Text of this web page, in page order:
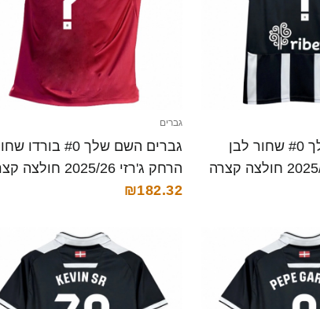
גברים השם שלך #0 שחור לבן
גברים
גברים השם שלך #0 בורדו
הרחק ג'רזי 2025/26 חולצה קצרה
₪182.32